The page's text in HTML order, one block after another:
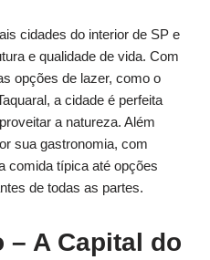
cidades do interior de SP e
e qualidade de vida. Com
opções de lazer, como o
a cidade é perfeita
a natureza. Além
sua gastronomia, com
comida típica até opções
de todas as partes.
– A Capital do